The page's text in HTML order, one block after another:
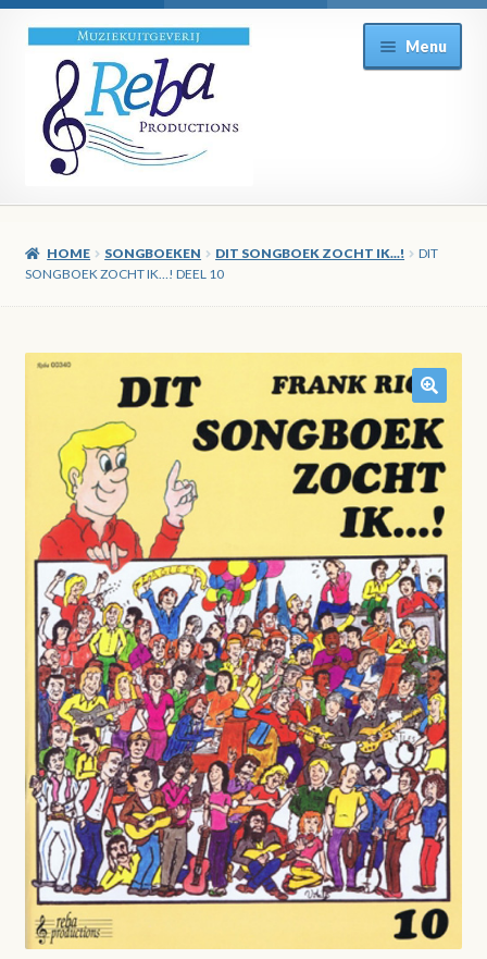
Ga
door
naar
navigatie
Ga
direct
naar
de
inhoud
Menu
HOME SONGBOEKEN DIT SONGBOEK ZOCHT IK...!
DIT
SONGBOEK ZOCHT IK…! DEEL 10